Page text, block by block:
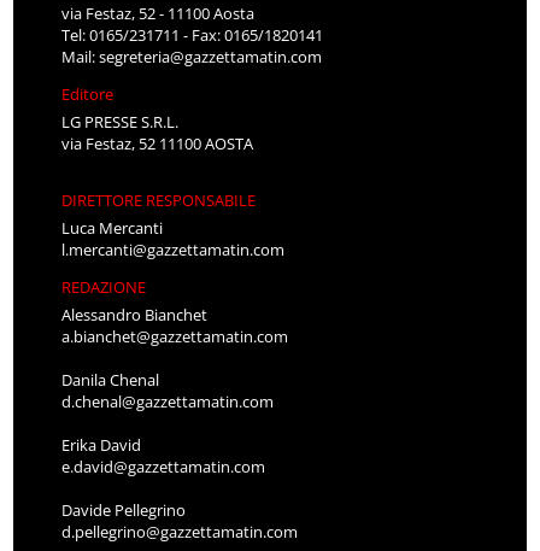
via Festaz, 52 - 11100 Aosta
Tel: 0165/231711 - Fax: 0165/1820141
Mail:segreteria@gazzettamatin.com
Editore
LG PRESSE S.R.L.
via Festaz, 52 11100 AOSTA
DIRETTORE RESPONSABILE
Luca Mercanti
l.mercanti@gazzettamatin.com
REDAZIONE
Alessandro Bianchet
a.bianchet@gazzettamatin.com
Danila Chenal
d.chenal@gazzettamatin.com
Erika David
e.david@gazzettamatin.com
Davide Pellegrino
d.pellegrino@gazzettamatin.com